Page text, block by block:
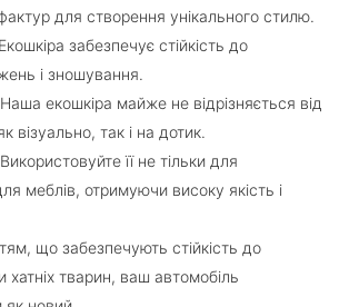
для створення унікального стилю.
забезпечує стійкість до
і зношування.
екошкіра майже не відрізняється від
візуально, так і на дотик.
її не тільки для
меблів, отримуючи високу якість і
що забезпечують стійкість до
хатніх тварин, ваш автомобіль